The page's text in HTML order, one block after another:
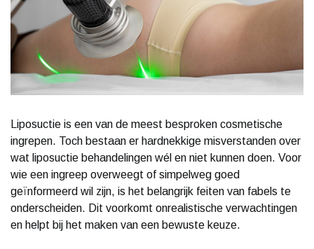
Liposuctie is een van de meest besproken cosmetische
ingrepen. Toch bestaan er hardnekkige misverstanden over
wat liposuctie behandelingen wél en niet kunnen doen. Voor
wie een ingreep overweegt of simpelweg goed
geïnformeerd wil zijn, is het belangrijk feiten van fabels te
onderscheiden. Dit voorkomt onrealistische verwachtingen
en helpt bij het maken van een bewuste keuze.